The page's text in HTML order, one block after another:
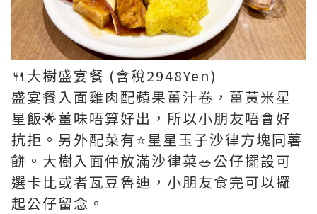
🍴大樹盛宴餐 (含稅2948Yen)
盛宴餐入面雞肉配蘋果薑汁卷，薑黃米星
星飯🌟薑味唔算好出，所以小朋友唔會好
抗拒。另外配菜有⭐️星星玉子沙律方塊同薯
餅。大樹入面仲放滿沙律菜🥗公仔擺設可
選卡比或者瓦豆魯迪，小朋友食完可以攞
起公仔留念。